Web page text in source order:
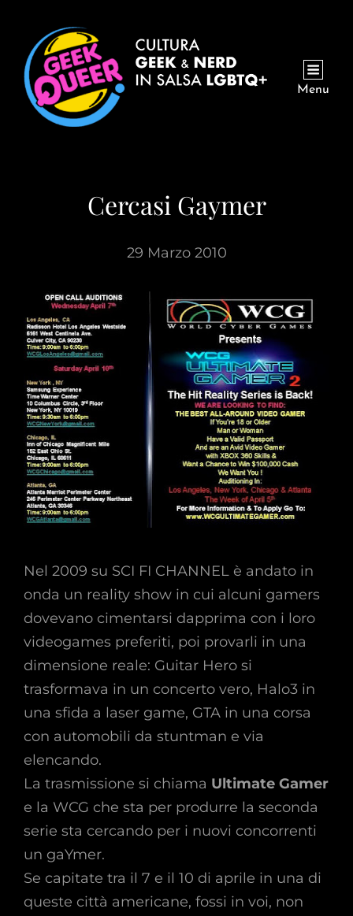
Menu
Cercasi Gaymer
29 Marzo 2010
Nel 2009 su SCI FI CHANNEL è andato in
onda un reality show in cui alcuni gamers
dovevano cimentarsi dapprima con i loro
videogames preferiti, poi provarli in una
dimensione reale: Guitar Hero si
trasformava in un concerto vero, Halo3 in
una sfida a laser game, GTA in una corsa
con automobili da stuntman e via
elencando.
La trasmissione si chiama Ultimate Gamer
e la WCG che sta per produrre la seconda
serie sta cercando per i nuovi concorrenti
un gaYmer.
Se capitate tra il 7 e il 10 di aprile in una di
queste città americane, fossi in voi, non